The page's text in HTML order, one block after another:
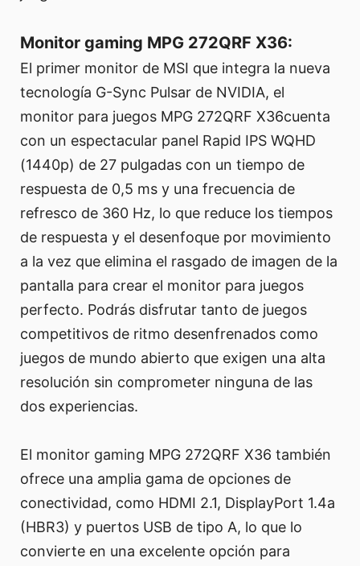
Monitor gaming MPG 272QRF X36:
El primer monitor de MSI que integra la nueva
tecnología G-Sync Pulsar de NVIDIA, el
monitor para juegos MPG 272QRF X36cuenta
con un espectacular panel Rapid IPS WQHD
(1440p) de 27 pulgadas con un tiempo de
respuesta de 0,5 ms y una frecuencia de
refresco de 360 Hz, lo que reduce los tiempos
de respuesta y el desenfoque por movimiento
a la vez que elimina el rasgado de imagen de la
pantalla para crear el monitor para juegos
perfecto. Podrás disfrutar tanto de juegos
competitivos de ritmo desenfrenados como
juegos de mundo abierto que exigen una alta
resolución sin comprometer ninguna de las
dos experiencias.
El monitor gaming MPG 272QRF X36 también
ofrece una amplia gama de opciones de
conectividad, como HDMI 2.1, DisplayPort 1.4a
(HBR3) y puertos USB de tipo A, lo que lo
convierte en una excelente opción para